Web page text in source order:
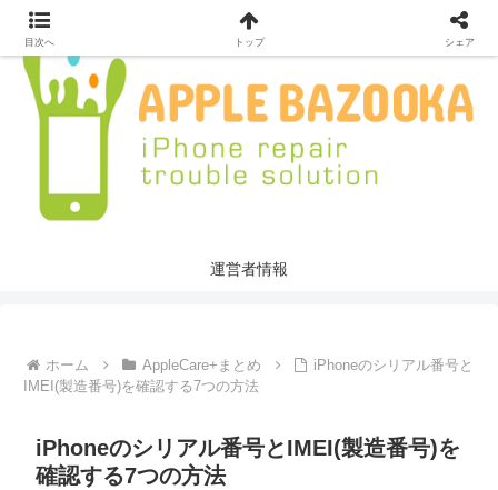
運営者情報
ホーム AppleCare+まとめ
iPhoneのシリアル番号と
IMEI(製造番号)を確認する7つの方法
iPhoneのシリアル番号とIMEI(製造番号)を
確認する7つの方法
目次へ トップ シェア